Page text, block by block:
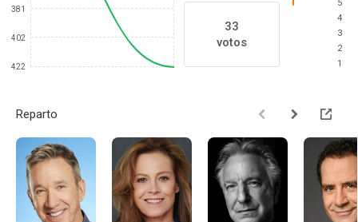
381
402
422
33
votos
5
4
3
2
1
Reparto